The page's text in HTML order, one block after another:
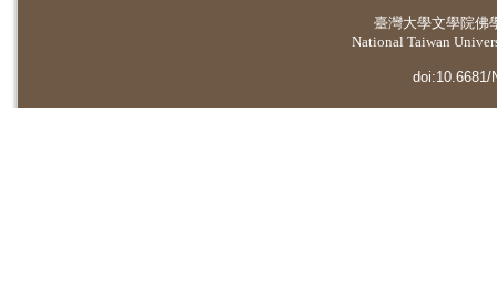
臺灣大學文學院佛
National Taiwan
doi:10.6681/